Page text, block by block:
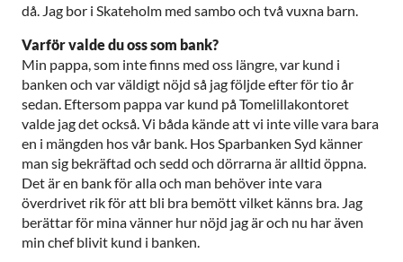
då. Jag bor i Skateholm med sambo och två vuxna barn.
Varför valde du oss som bank?
Min pappa, som inte finns med oss längre, var kund i
banken och var väldigt nöjd så jag följde efter för tio år
sedan. Eftersom pappa var kund på Tomelillakontoret
valde jag det också. Vi båda kände att vi inte ville vara bara
en i mängden hos vår bank. Hos Sparbanken Syd känner
man sig bekräftad och sedd och dörrarna är alltid öppna.
Det är en bank för alla och man behöver inte vara
överdrivet rik för att bli bra bemött vilket känns bra. Jag
berättar för mina vänner hur nöjd jag är och nu har även
min chef blivit kund i banken.